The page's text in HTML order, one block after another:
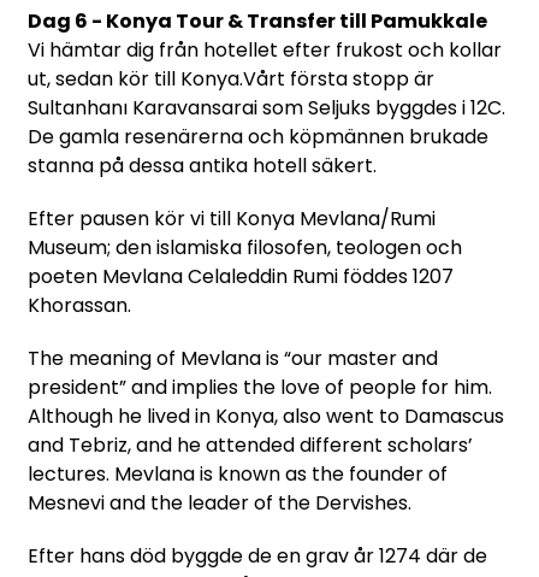
Dag 6 - Konya Tour & Transfer till Pamukkale
Vi hämtar dig från hotellet efter frukost och kollar
ut, sedan kör till Konya.Vårt första stopp är
Sultanhanı Karavansarai som Seljuks byggdes i 12C.
De gamla resenärerna och köpmännen brukade
stanna på dessa antika hotell säkert.
Efter pausen kör vi till Konya Mevlana/Rumi
Museum; den islamiska filosofen, teologen och
poeten Mevlana Celaleddin Rumi föddes 1207
Khorassan.
The meaning of Mevlana is “our master and
president” and implies the love of people for him.
Although he lived in Konya, also went to Damascus
and Tebriz, and he attended different scholars’
lectures. Mevlana is known as the founder of
Mesnevi and the leader of the Dervishes.
Efter hans död byggde de en grav år 1274 där de